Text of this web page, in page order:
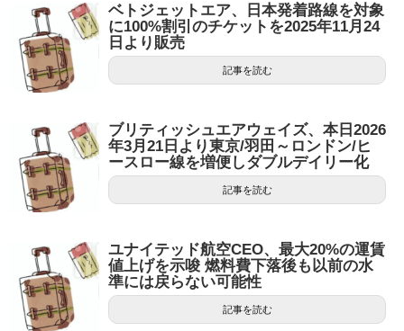
ベトジェットエア、日本発着路線を対象
に100%割引のチケットを2025年11月24
日より販売
記事を読む
ブリティッシュエアウェイズ、本日2026
年3月21日より東京/羽田～ロンドン/ヒ
ースロー線を増便しダブルデイリー化
記事を読む
ユナイテッド航空CEO、最大20%の運賃
値上げを示唆 燃料費下落後も以前の水
準には戻らない可能性
記事を読む